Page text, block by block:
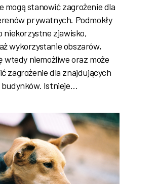
mogą stanowić zagrożenie dla
prywatnych. Podmokły
niekorzystne zjawisko,
wykorzystanie obszarów,
wtedy niemożliwe oraz może
zagrożenie dla znajdujących
Istnieje…